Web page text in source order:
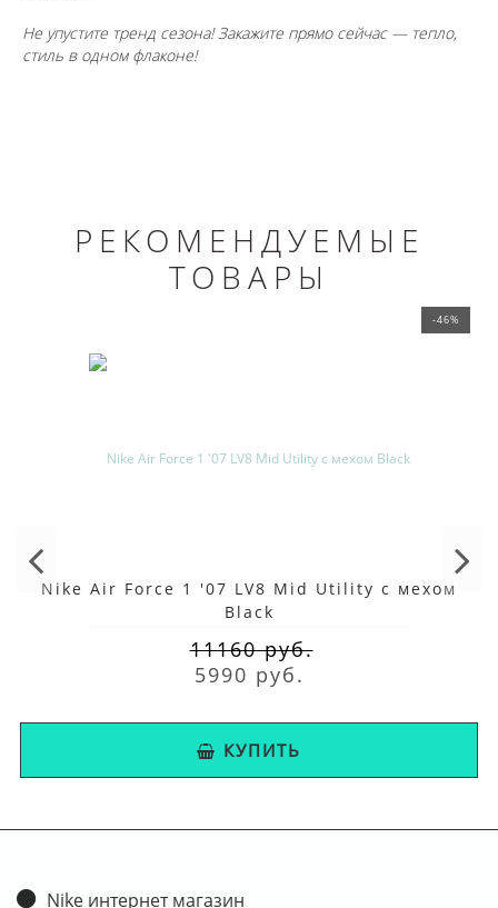
Не упустите тренд сезона! Закажите прямо сейчас — тепло,
стиль в одном флаконе!
РЕКОМЕНДУЕМЫЕ
ТОВАРЫ
-46%
Nike Air Force 1 '07 LV8 Mid Utility с мехом
Black
11160 руб.
5990 руб.
КУПИТЬ
Nike интернет магазин